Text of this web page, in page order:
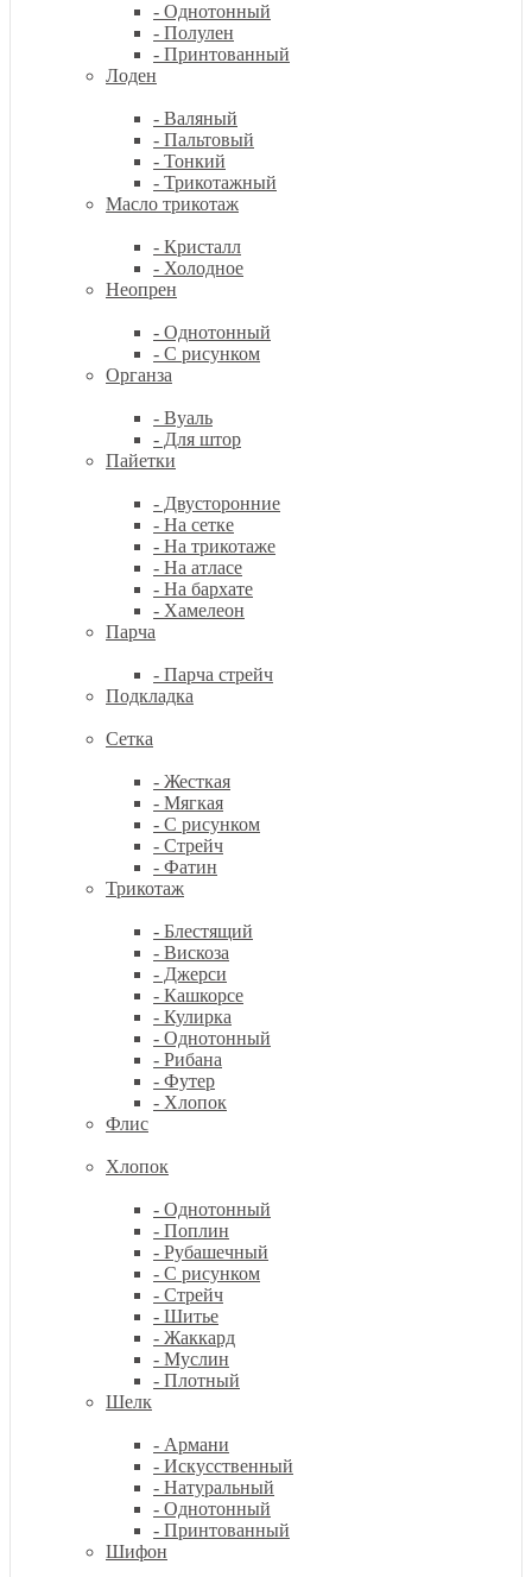
- Однотонный
- Полулен
- Принтованный
Лоден
- Валяный
- Пальтовый
- Тонкий
- Трикотажный
Масло трикотаж
- Кристалл
- Холодное
Неопрен
- Однотонный
- С рисунком
Органза
- Вуаль
- Для штор
Пайетки
- Двусторонние
- На сетке
- На трикотаже
- На атласе
- На бархате
- Хамелеон
Парча
- Парча стрейч
Подкладка
Сетка
- Жесткая
- Мягкая
- С рисунком
- Стрейч
- Фатин
Трикотаж
- Блестящий
- Вискоза
- Джерси
- Кашкорсе
- Кулирка
- Однотонный
- Рибана
- Футер
- Хлопок
Флис
Хлопок
- Однотонный
- Поплин
- Рубашечный
- С рисунком
- Стрейч
- Шитье
- Жаккард
- Муслин
- Плотный
Шелк
- Армани
- Искусственный
- Натуральный
- Однотонный
- Принтованный
Шифон